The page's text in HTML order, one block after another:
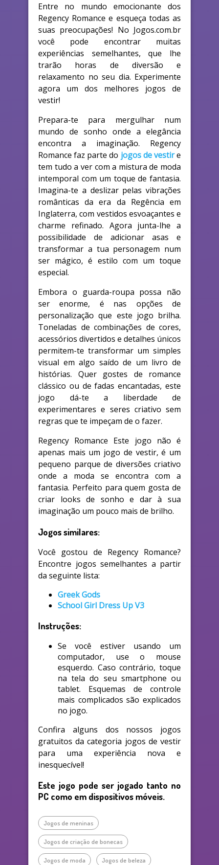
Entre no mundo emocionante dos
Regency Romance e esqueça todas as
suas preocupações! No Jogos.com.br
você pode encontrar muitas
experiências semelhantes, que lhe
trarão horas de diversão e
relaxamento no seu dia. Experimente
agora um dos melhores jogos de
vestir!
Prepara-te para mergulhar num
mundo de sonho onde a elegância
encontra a imaginação. Regency
Romance faz parte do jogos de vestire
tem tudo a ver com a mistura de moda
intemporal com um toque de fantasia.
Imagina-te a deslizar pelas vibrações
românticas da era da Regência em
Inglaterra, com vestidos esvoaçantes e
charme refinado. Agora junta-lhe a
possibilidade de adicionar asas e
transformar a tua personagem num
ser mágico, é estilo com um toque
especial.
Embora o guarda-roupa possa não
ser enorme, é nas opções de
personalização que este jogo brilha.
Toneladas de combinações de cores,
acessórios divertidos e detalhes únicos
permitem-te transformar um simples
visual em algo saído de um livro de
histórias. Quer gostes de romance
clássico ou de fadas encantadas, este
jogo dá-te a liberdade de
experimentares e seres criativo sem
regras que te impeçam de o fazer.
Regency Romance Este jogo não é
apenas mais um jogo de vestir, é um
pequeno parque de diversões criativo
onde a moda se encontra com a
fantasia. Perfeito para quem gosta de
criar looks de sonho e dar à sua
imaginação um pouco mais de brilho.
Jogos similares:
Você gostou de Regency Romance?
Encontre jogos semelhantes a partir
da seguinte lista:
Greek Gods
School Girl Dress Up V3
Instruções:
Se você estiver usando um
computador, use o mouse
esquerdo. Caso contrário, toque
na tela do seu smartphone ou
tablet. Esquemas de controle
mais complicados são explicados
no jogo.
Confira alguns dos nossos jogos
gratuitos da categoria jogos de vestir
para uma experiência nova e
inesquecível!
Este jogo pode ser jogado tanto no
PC como em dispositivos móveis.
Jogos de meninas
Jogos de criação de bonecas
Jogos de moda Jogos de beleza